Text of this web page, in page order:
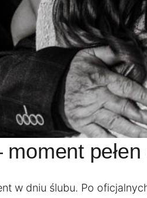
w dniu ślubu. Po